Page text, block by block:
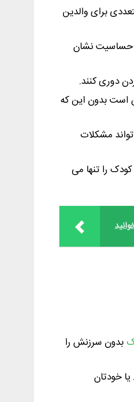
برای والدین
و حساسیت نشان
دوری کنند.
است بدون اين ‌كه
مشکلات
را تنها می
بدون سرزنش را
خودتان